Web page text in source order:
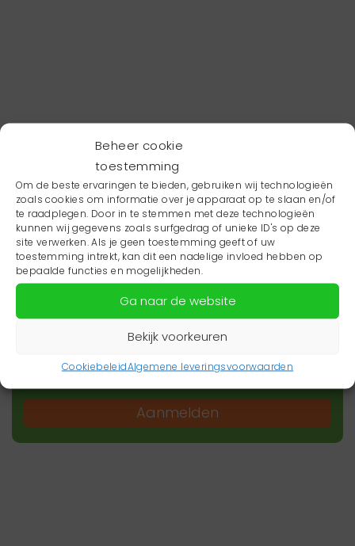
Beheer cookie
toestemming
Om de beste ervaringen te bieden, gebruiken wij technologieën
zoals cookies om informatie over je apparaat op te slaan en/of
te raadplegen. Door in te stemmen met deze technologieën
kunnen wij gegevens zoals surfgedrag of unieke ID's op deze
site verwerken. Als je geen toestemming geeft of uw
toestemming intrekt, kan dit een nadelige invloed hebben op
bepaalde functies en mogelijkheden.
Ga naar de website
Bekijk voorkeuren
CookiebeleidAlgemene leveringsvoorwaarden
Wil je niets missen?
Wil je op de hoogte blijven van het laatste
zorgnieuws in jouw regio? Schrijf je dan in voor
onze nieuwsbrief.
Aanmelden